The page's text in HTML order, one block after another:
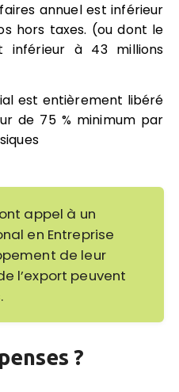
annuel est inférieur
hors taxes. (ou dont le
à 43 millions
est entièrement libéré
de 75 % minimum par
appel à un
en Entreprise
de leur
l’export peuvent
?